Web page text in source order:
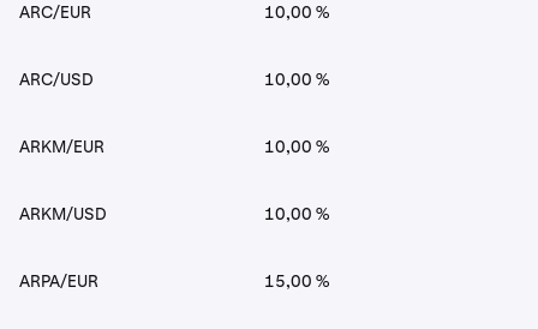
ARC/EUR 10,00 %
ARC/USD 10,00 %
ARKM/EUR 10,00 %
ARKM/USD 10,00 %
ARPA/EUR 15,00 %